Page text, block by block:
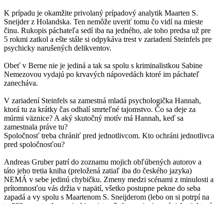
K prípadu je okamžite privolaný prípadový analytik Maarten S.
Sneijder z Holandska. Ten nemôže uveriť tomu čo vidí na mieste
činu. Rukopis páchateľa sedí iba na jedného, ale toho predsa už pre
5 rokmi zatkol a ešte stále si odpykáva trest v zariadení Steinfels pre
psychicky narušených delikventov.
Obeť v Berne nie je jediná a tak sa spolu s kriminalistkou Sabine
Nemezovou vydajú po krvavých nápovedách ktoré im páchateľ
zanecháva.
V zariadení Steinfels sa zamestná mladá psychologička Hannah,
ktorá tu za krátky čas odhalí smrteľné tajomstvo. Čo sa deje za
múrmi väznice? A aký skutočný motív má Hannah, keď sa
zamestnala práve tu?
Spoločnosť treba chrániť pred jednotlivcom. Kto ochráni jednotlivca
pred spoločnosťou?
Andreas Gruber patrí do zoznamu mojich obľúbených autorov a
táto jeho tretia kniha (preložená zatiaľ iba do českého jazyka)
NEMÁ v sebe jedinú chybičku. Zmeny medzi scénami z minulosti a
prítomnosťou vás držia v napätí, všetko postupne pekne do seba
zapadá a vy spolu s Maartenom S. Sneijderom (lebo on si potrpí na